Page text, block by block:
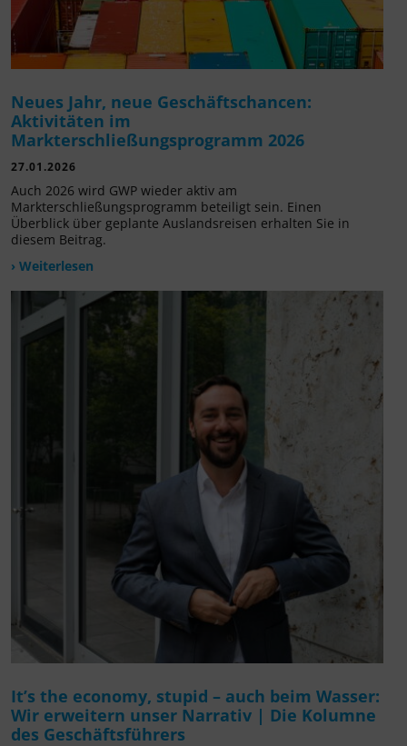
Neues Jahr, neue Geschäftschancen:
Aktivitäten im
Markterschließungsprogramm 2026
27.01.2026
Auch 2026 wird GWP wieder aktiv am
Markterschließungsprogramm beteiligt sein. Einen
Überblick über geplante Auslandsreisen erhalten Sie in
diesem Beitrag.
› Weiterlesen
It’s the economy, stupid – auch beim Wasser:
Wir erweitern unser Narrativ | Die Kolumne
des Geschäftsführers